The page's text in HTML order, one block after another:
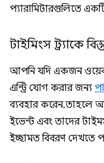
প্যারামিটারগুলিতে
টাইমিংস ট্র্যাকে
আপনি যদি একজন ওয়েব
এন্ট্রি যোগ করার জন্য
ব্যবহার করেন, তাহলে
ইভেন্ট এবং তাদের
ইচ্ছামত বিবরণ দেখতে